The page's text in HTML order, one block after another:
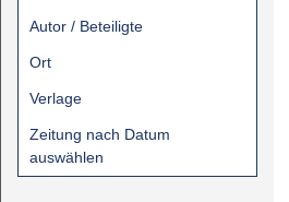
Autor / Beteiligte
Ort
Verlage
Zeitung nach Datum
auswählen